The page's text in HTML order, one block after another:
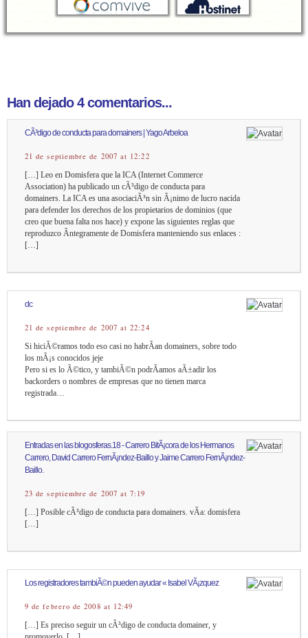
Han dejado 4 comentarios...
CÃ³digo de conducta para domainers | Yago Arbeloa
21 de septiembre de 2007 at 12:22
[…] Leo en Domisfera que la ICA (Internet Commerce
Association) ha publicado un cÃ³digo de conducta para
domainers. La ICA es una asociaciÃ³n sin Ã¡nimo de lucro nacida
para defender los derechos de los propietarios de dominios (que
creo que buena falta nos hace) y expone las siguientes reglas que
reproduzco Ã­ntegramente de Domisfera manteniendo sus enlaces :
[…]
dc
21 de septiembre de 2007 at 22:24
Si hiciÃ©ramos todo eso casi no habrÃ­an domainers, sobre todo
los mÃ¡s conocidos jeje
Pero si es lo Ã©tico, y tambiÃ©n podrÃ­amos aÃ±adir los
backorders o nombres de empresas que no tienen marca
registrada…
Entradas en las blogosferas.18 - Carrero BitÃ¡cora de los Hermanos
Carrero, David Carrero FernÃ¡ndez-Baillo y Jaime Carrero FernÃ¡ndez-
Baillo.
23 de septiembre de 2007 at 7:19
[…] Posible cÃ³digo de conducta para domainers. vÃ­a: domisfera
[…]
Los registradores tambiÃ©n pueden ayudar « Isabel VÃ¡zquez
9 de febrero de 2008 at 12:49
[…] Es preciso seguir un cÃ³digo de conducta domainer, y